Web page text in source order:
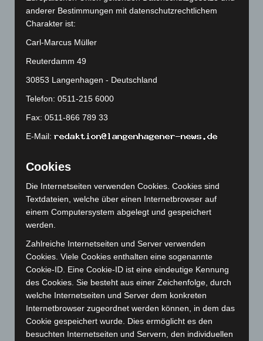
August 2025(90)
Juli 2025(90)
Juni 2025(103)
Mai 2025(112)
April 2025(88)
März 2025(111)
Februar 2025(96)
Januar 2025(88)
November 2024
Oktober 2024(93)
September 2024
August 2024
Juli 2024(89)
Juni 2024(107)
Mai 2024
(149)
April 2024(102)
März 2024(103)
Februar 2024 (103)
anderer Bestimmungen mit datenschutzrechtlichem
Charakter ist:
Carl-Marcus Müller
Reuterdamm 49
30853 Langenhagen - Deutschland
Telefon: 0511-215 6000
Fax: 0511-866 789 33
E-Mail:
Cookies
Die Internetseiten verwenden Cookies. Cookies sind
Textdateien, welche über einen Internetbrowser auf
einem Computersystem abgelegt und gespeichert
werden.
Zahlreiche Internetseiten und Server verwenden
Cookies. Viele Cookies enthalten eine sogenannte
Cookie-ID. Eine Cookie-ID ist eine eindeutige Kennung
des Cookies. Sie besteht aus einer Zeichenfolge, durch
welche Internetseiten und Server dem konkreten
Internetbrowser zugeordnet werden können, in dem das
Cookie gespeichert wurde. Dies ermöglicht es den
besuchten Internetseiten und Servern, den individuellen